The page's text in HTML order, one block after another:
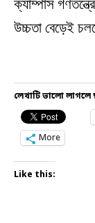
ক্যাম্পাস
উচ্চতা বেড়েই
লেখাটি ভালো লাগলে
More
Like this: